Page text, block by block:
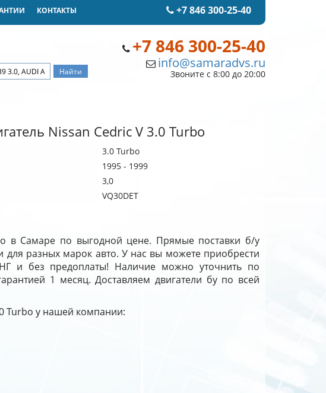
+7 846 300-25-40
КОНТАКТЫ
+7 846 300-25-40
info@samaradvs.ru
Звоните с 8:00 до 20:00
Nissan Cedric V 3.0 Turbo
3.0 Turbo
1995 - 1999
3,0
VQ30DET
в Самаре по выгодной цене. Прямые поставки б/у
разных марок авто. У нас вы можете приобрести
и без предоплаты! Наличие можно уточнить по
1 месяц. Доставляем двигатели бу по всей
Turbo у нашей компании: